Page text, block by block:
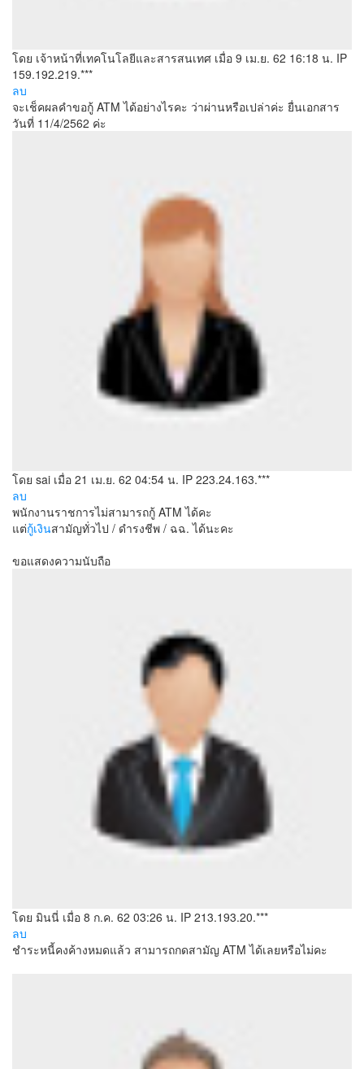
โดย เจ้าหน้าที่เทคโนโลยีและสารสนเทศ เมื่อ 9 เม.ย. 62 16:18 น. IP
159.192.219.***
ลบ
จะเช็คผลคำขอกู้ ATM ได้อย่างไรคะ ว่าผ่านหรือเปล่าค่ะ ยื่นเอกสาร
วันที่ 11/4/2562 ค่ะ
โดย sai เมื่อ 21 เม.ย. 62 04:54 น. IP 223.24.163.***
ลบ
พนักงานราชการไม่สามารถกู้ ATM ได้คะ
แต่กู้เงินสามัญทั่วไป / ดำรงชีพ / ฉฉ. ได้นะคะ
ขอแสดงความนับถือ
โดย มินนี่ เมื่อ 8 ก.ค. 62 03:26 น. IP 213.193.20.***
ลบ
ชำระหนี้คงค้างหมดแล้ว สามารถกดสามัญ ATM ได้เลยหรือไม่คะ